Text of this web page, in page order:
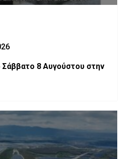
Σάββατο 8 Αυγούστου στην